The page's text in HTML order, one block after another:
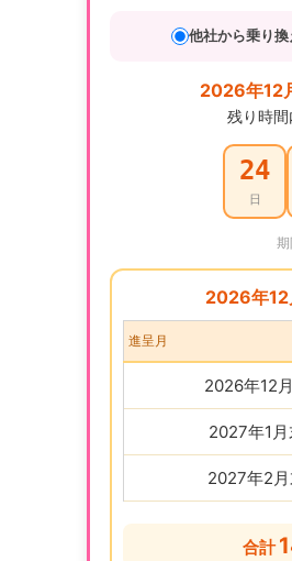
他社から乗り換
2026年12
残り時間
24
日
2026年12
進呈月
2026年12
2027年1月
2027年2月
合計